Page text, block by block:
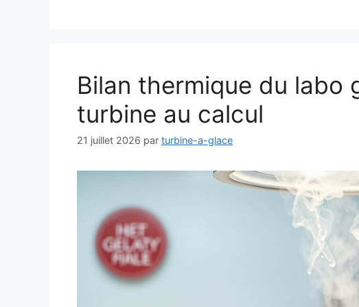
Bilan thermique du labo
turbine au calcul
21 juillet 2026 par turbine-a-glace